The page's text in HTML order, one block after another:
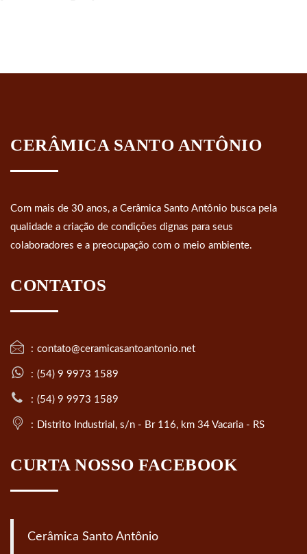
CERÂMICA SANTO ANTÔNIO
Com mais de 30 anos, a Cerâmica Santo Antônio busca pela
qualidade a criação de condições dignas para seus
colaboradores e a preocupação com o meio ambiente.
CONTATOS
contato@ceramicasantoantonio.net
(54) 9 9973 1589
(54) 9 9973 1589
Distrito Industrial, s/n - Br 116, km 34 Vacaria - RS
CURTA NOSSO FACEBOOK
Cerâmica Santo Antônio